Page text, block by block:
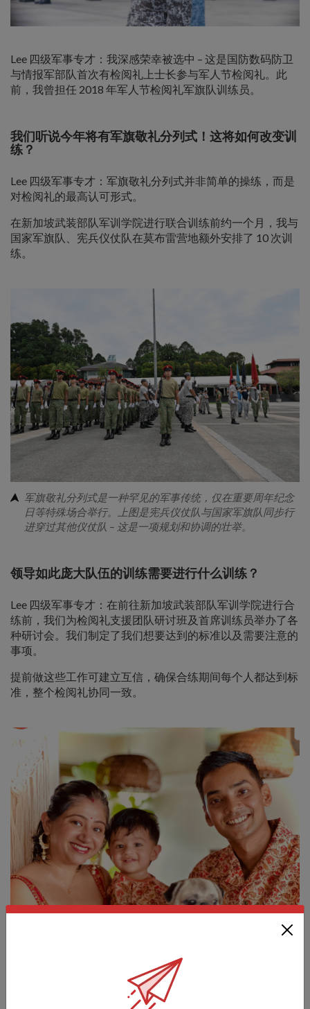
Lee 四级军事专才：我深感荣幸被选中 – 这是国防数码防卫
与情报军部队首次有检阅礼上士长参与军人节检阅礼。此
前，我曾担任 2018 年军人节检阅礼军旗队训练员。
我们听说今年将有军旗敬礼分列式！这将如何改变训
练？
Lee 四级军事专才：军旗敬礼分列式并非简单的操练，而是
对检阅礼的最高认可形式。
在新加坡武装部队军训学院进行联合训练前约一个月，我与
国家军旗队、宪兵仪仗队在莫布雷营地额外安排了 10 次训
练。
军旗敬礼分列式是一种罕见的军事传统，仅在重要周年纪念
日等特殊场合举行。上图是宪兵仪仗队与国家军旗队同步行
进穿过其他仪仗队 – 这是一项规划和协调的壮举。
领导如此庞大队伍的训练需要进行什么训练？
Lee 四级军事专才：在前往新加坡武装部队军训学院进行合
练前，我们为检阅礼支援团队研讨班及首席训练员举办了各
种研讨会。我们制定了我们想要达到的标准以及需要注意的
事项。
提前做这些工作可建立互信，确保合练期间每个人都达到标
准，整个检阅礼协同一致。
Shew 中校（右）感谢妻子 Ruhi Harmeet Kaur Shew（左）一